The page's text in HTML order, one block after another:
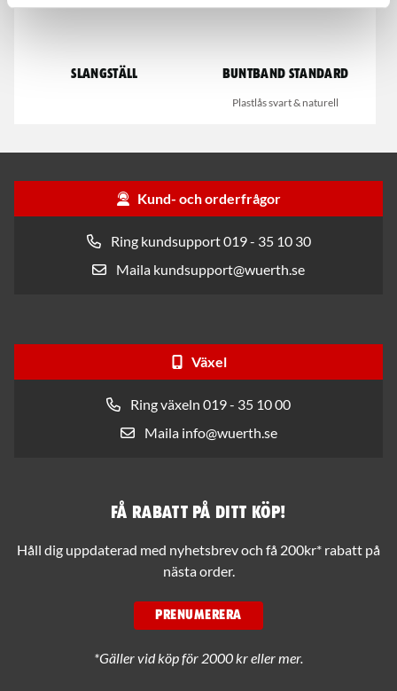
Slangställ Buntband standard
Plastlås svart & naturell
Kund- och orderfrågor
Ring kundsupport 019 - 35 10 30
Maila kundsupport@wuerth.se
Växel
Ring växeln 019 - 35 10 00
Maila info@wuerth.se
Få rabatt på ditt köp!
Håll dig uppdaterad med nyhetsbrev och få 200kr* rabatt på
nästa order.
PRENUMERERA
*Gäller vid köp för 2000 kr eller mer.